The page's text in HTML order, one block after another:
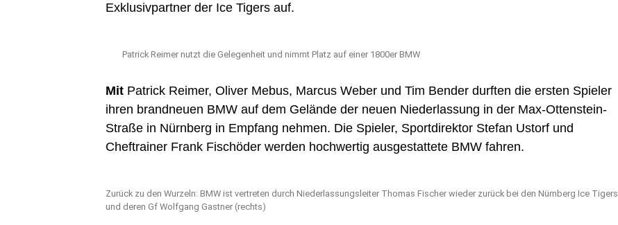
Exklusivpartner der Ice Tigers auf.
Patrick Reimer nutzt die Gelegenheit und nimmt Platz auf einer 1800er BMW
Mit Patrick Reimer, Oliver Mebus, Marcus Weber und Tim Bender durften die ersten Spieler
ihren brandneuen BMW auf dem Gelände der neuen Niederlassung in der Max-Ottenstein-
Straße in Nürnberg in Empfang nehmen. Die Spieler, Sportdirektor Stefan Ustorf und
Cheftrainer Frank Fischöder werden hochwertig ausgestattete BMW fahren.
Zurück zu den Wurzeln: BMW ist vertreten durch Niederlassungsleiter Thomas Fischer wieder zurück bei den Nürnberg Ice Tigers
und deren Gf Wolfgang Gastner (rechts)